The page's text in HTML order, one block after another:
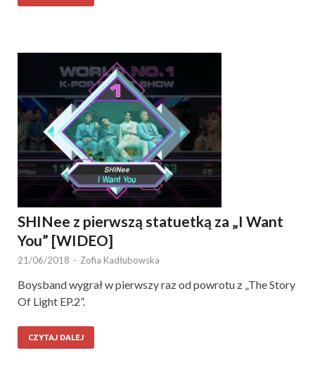
SHINee z pierwszą statuetką za „I Want
You” [WIDEO]
21/06/2018 - Zofia Kadłubowska
Boysband wygrał w pierwszy raz od powrotu z „The Story
Of Light EP.2”.
CZYTAJ DALEJ